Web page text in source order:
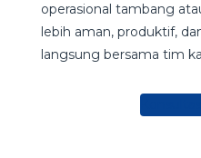
operasional tambang
lebih aman, produktif,
langsung bersama tim